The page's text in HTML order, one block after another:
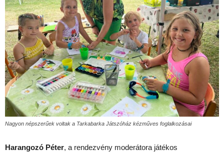
Nagyon népszerűek voltak a Tarkabarka Játszóház kézműves foglalkozásai
Harangozó Péter, a rendezvény moderátora játékos